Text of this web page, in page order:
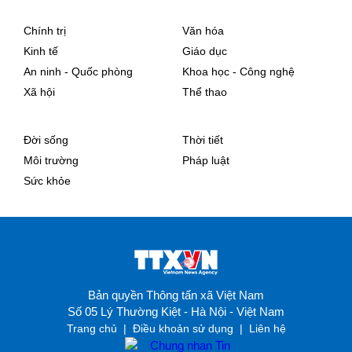
Chính trị
Kinh tế
An ninh - Quốc phòng
Xã hội
Văn hóa
Giáo dục
Khoa học - Công nghệ
Thể thao
Đời sống
Môi trường
Sức khỏe
Thời tiết
Pháp luật
Bản quyền Thông tấn xã Việt Nam
Số 05 Lý Thường Kiệt - Hà Nội - Việt Nam
Trang chủ | Điều khoản sử dụng | Liên hệ